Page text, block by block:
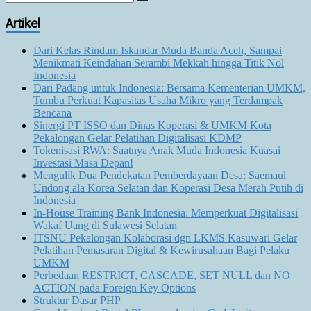
Artikel
Dari Kelas Rindam Iskandar Muda Banda Aceh, Sampai
Menikmati Keindahan Serambi Mekkah hingga Titik Nol
Indonesia
Dari Padang untuk Indonesia: Bersama Kementerian UMKM,
Tumbu Perkuat Kapasitas Usaha Mikro yang Terdampak
Bencana
Sinergi PT ISSO dan Dinas Koperasi & UMKM Kota
Pekalongan Gelar Pelatihan Digitalisasi KDMP
Tokenisasi RWA: Saatnya Anak Muda Indonesia Kuasai
Investasi Masa Depan!
Mengulik Dua Pendekatan Pemberdayaan Desa: Saemaul
Undong ala Korea Selatan dan Koperasi Desa Merah Putih di
Indonesia
In-House Training Bank Indonesia: Memperkuat Digitalisasi
Wakaf Uang di Sulawesi Selatan
ITSNU Pekalongan Kolaborasi dgn LKMS Kasuwari Gelar
Pelatihan Pemasaran Digital & Kewirusahaan Bagi Pelaku
UMKM
Perbedaan RESTRICT, CASCADE, SET NULL dan NO
ACTION pada Foreign Key Options
Struktur Dasar PHP